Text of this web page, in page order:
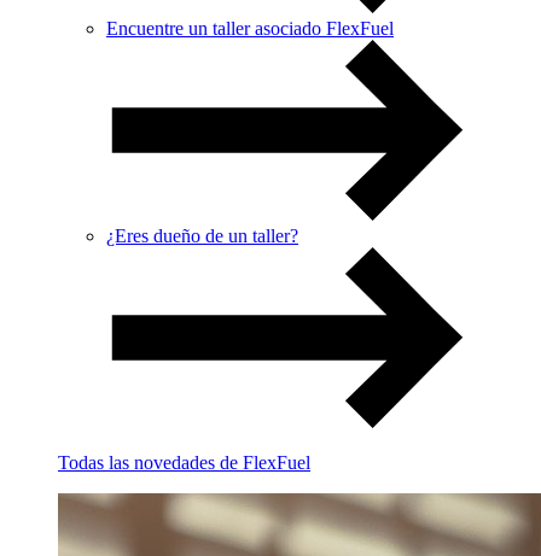
Encuentre un taller asociado FlexFuel
¿Eres dueño de un taller?
Todas las novedades de FlexFuel